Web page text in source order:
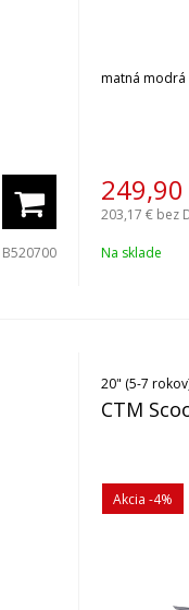
B520700
matná
249,90
203,17 € bez
Na sklade
20" (5-7
CTM
Akcia-4%